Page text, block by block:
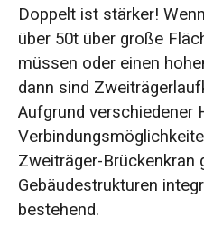
Doppelt ist stärker!
über 50t über große
müssen oder einen
dann sind
Aufgrund verschiedener
Zweiträger-Brückenkran
Gebäudestrukturen
bestehend.